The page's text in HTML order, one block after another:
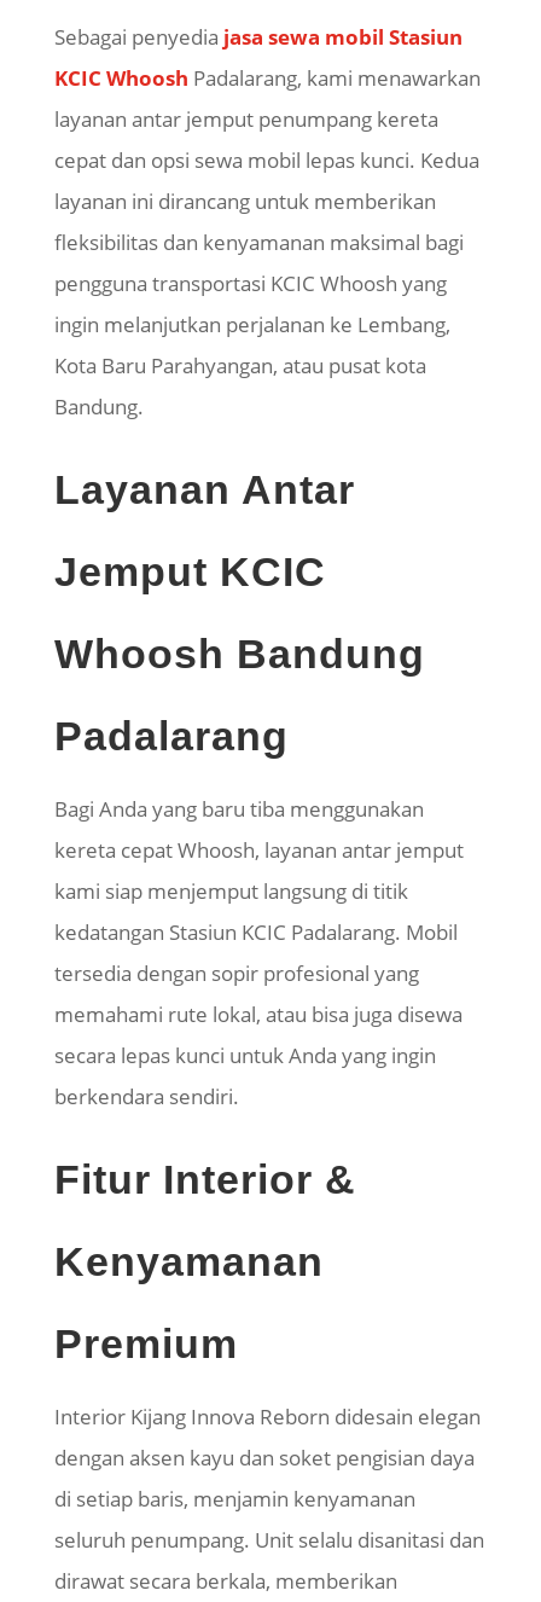
Sebagai penyedia jasa sewa mobil Stasiun
KCIC Whoosh Padalarang, kami menawarkan
layanan antar jemput penumpang kereta
cepat dan opsi sewa mobil lepas kunci. Kedua
layanan ini dirancang untuk memberikan
fleksibilitas dan kenyamanan maksimal bagi
pengguna transportasi KCIC Whoosh yang
ingin melanjutkan perjalanan ke Lembang,
Kota Baru Parahyangan, atau pusat kota
Bandung.
Layanan Antar
Jemput KCIC
Whoosh Bandung
Padalarang
Bagi Anda yang baru tiba menggunakan
kereta cepat Whoosh, layanan antar jemput
kami siap menjemput langsung di titik
kedatangan Stasiun KCIC Padalarang. Mobil
tersedia dengan sopir profesional yang
memahami rute lokal, atau bisa juga disewa
secara lepas kunci untuk Anda yang ingin
berkendara sendiri.
Fitur Interior &
Kenyamanan
Premium
Interior Kijang Innova Reborn didesain elegan
dengan aksen kayu dan soket pengisian daya
di setiap baris, menjamin kenyamanan
seluruh penumpang. Unit selalu disanitasi dan
dirawat secara berkala, memberikan